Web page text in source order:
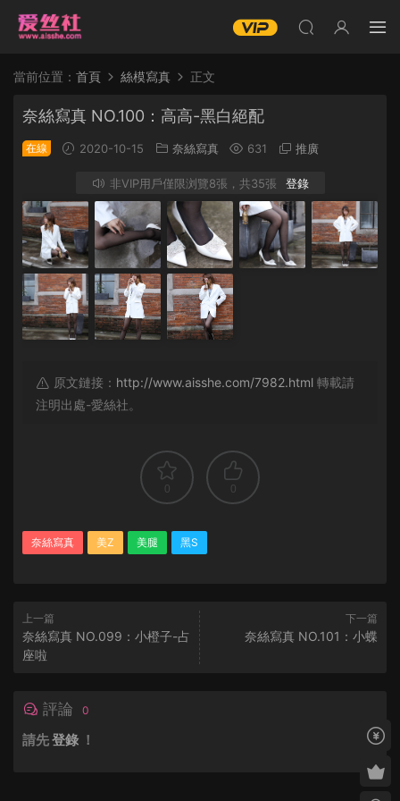
當前位置： 首頁 絲模寫真 正文
奈絲寫真 NO.100：高高-黑白絕配
在線 2020-10-15 奈絲寫真 631 推廣
非VIP用戶僅限浏覽8張，共35張 登錄
原文鏈接： http://www.aisshe.com/7982.html 轉載請
注明出處-愛絲社。
0 0
奈絲寫真 美Z 美腿 黑S
上一篇
奈絲寫真 NO.099：小橙子-占
座啦
下一篇
奈絲寫真 NO.101：小蝶
評論 0
請先登錄 ！